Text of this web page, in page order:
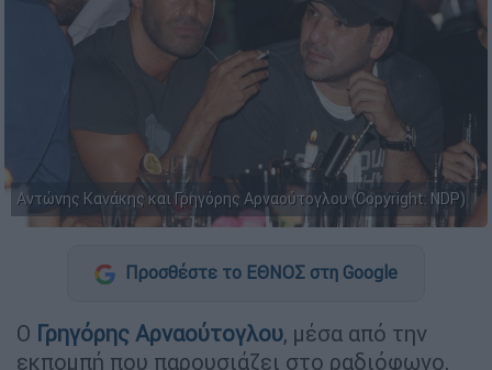
Αντώνης Κανάκης και Γρηγόρης Αρναούτογλου (Copyright: NDP)
Προσθέστε το ΕΘΝΟΣ στη Google
O Γρηγόρης Αρναούτογλου, μέσα από την
εκπομπή που παρουσιάζει στο ραδιόφωνο,